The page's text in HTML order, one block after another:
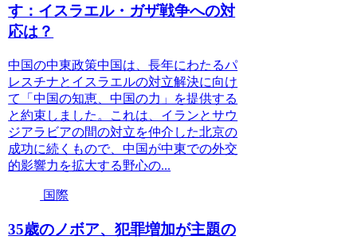
す：イスラエル・ガザ戦争への対
応は？
中国の中東政策中国は、長年にわたるパ
レスチナとイスラエルの対立解決に向け
て「中国の知恵、中国の力」を提供する
と約束しました。これは、イランとサウ
ジアラビアの間の対立を仲介した北京の
成功に続くもので、中国が中東での外交
的影響力を拡大する野心の...
国際
35歳のノボア、犯罪増加が主題の